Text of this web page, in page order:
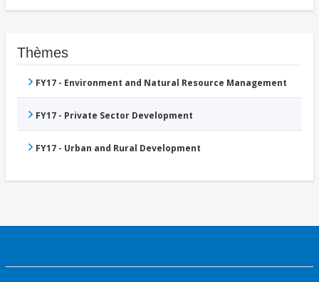
Thèmes
FY17 - Environment and Natural Resource Management
FY17 - Private Sector Development
FY17 - Urban and Rural Development